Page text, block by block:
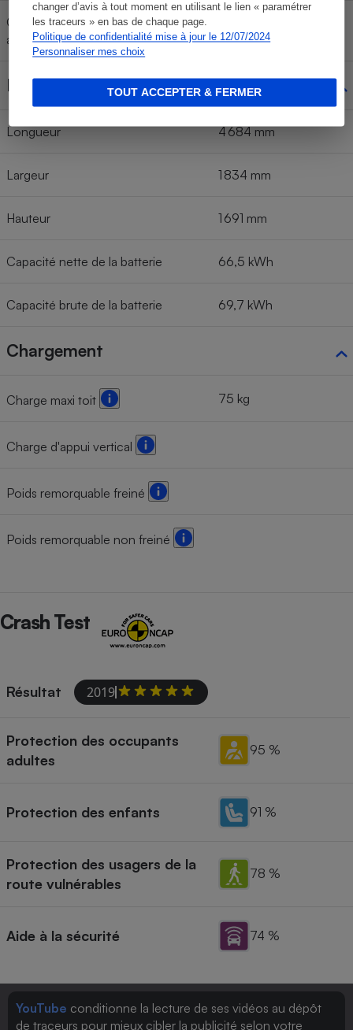
changer d’avis à tout moment en utilisant le lien « paramétrer
les traceurs » en bas de chaque page.
Politique de confidentialité mise à jour le 12/07/2024
Personnaliser mes choix
TOUT ACCEPTER & FERMER
Consommation moyenne
annoncée (cycle WLTC)
18,2 kWh/100 km
Dimensions
Longueur 4 684 mm
Largeur 1 834 mm
Hauteur 1 691 mm
Capacité nette de la batterie 66,5 kWh
Capacité brute de la batterie 69,7 kWh
Chargement
Charge maxi toit 75 kg
Charge d'appui vertical
Poids remorquable freiné
Poids remorquable non freiné
Crash Test
Résultat 2019
Protection des occupants
adultes
95 %
Protection des enfants 91 %
Protection des usagers de la
route vulnérables
78 %
Aide à la sécurité 74 %
YouTube conditionne la lecture de ses vidéos au dépôt
de traceurs pour mieux cibler la publicité selon votre